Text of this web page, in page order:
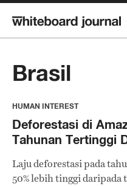
Brasil
HUMAN INTEREST
Deforestasi di
Tahunan Tertinggi
Laju deforestasi pada
50% lebih tinggi daripada